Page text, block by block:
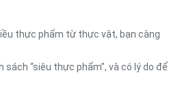
thực phẩm từ thực vật, bạn càng
“siêu thực phẩm”, và có lý do để